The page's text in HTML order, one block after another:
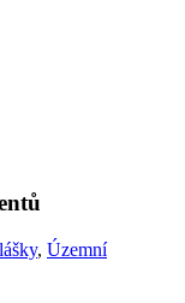
, Územní